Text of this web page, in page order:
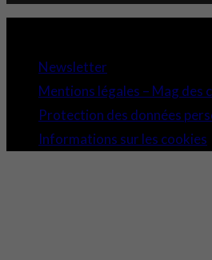
Newsletter
Mentions légales – Mag des
Protection des données
Informations sur les cookies